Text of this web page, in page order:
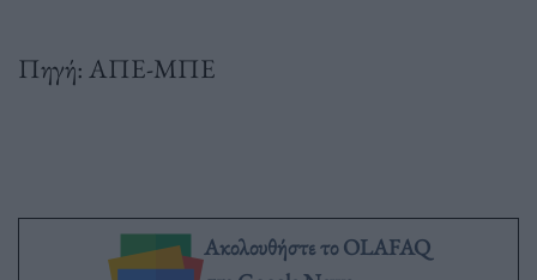
Πηγή: ΑΠΕ-ΜΠΕ
Ακολουθήστε το OLAFAQ